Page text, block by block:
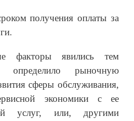
получения оплаты за
факторы явились тем
определило рыночную
сферы обслуживания,
экономики с ее
услуг, или, другими